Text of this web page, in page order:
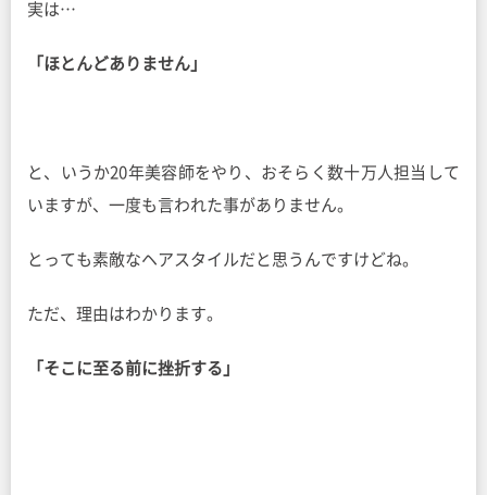
実は…
「ほとんどありません」
と、いうか20年美容師をやり、おそらく数十万人担当して
いますが、一度も言われた事がありません。
とっても素敵なヘアスタイルだと思うんですけどね。
ただ、理由はわかります。
「そこに至る前に挫折する」